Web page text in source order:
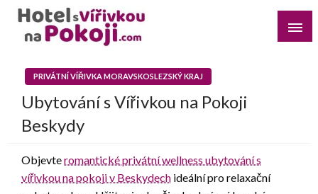
Skip
content
pokoji v destinaci, kterou preferujete
PRIVÁTNÍ VÍŘIVKA MORAVSKOSLEZSKÝ KRAJ
Ubytování s Vířivkou na Pokoji
Beskydy
Objevteromantické privátní wellness ubytování s
vířivkou na pokoji v Beskydech ideální pro relaxační